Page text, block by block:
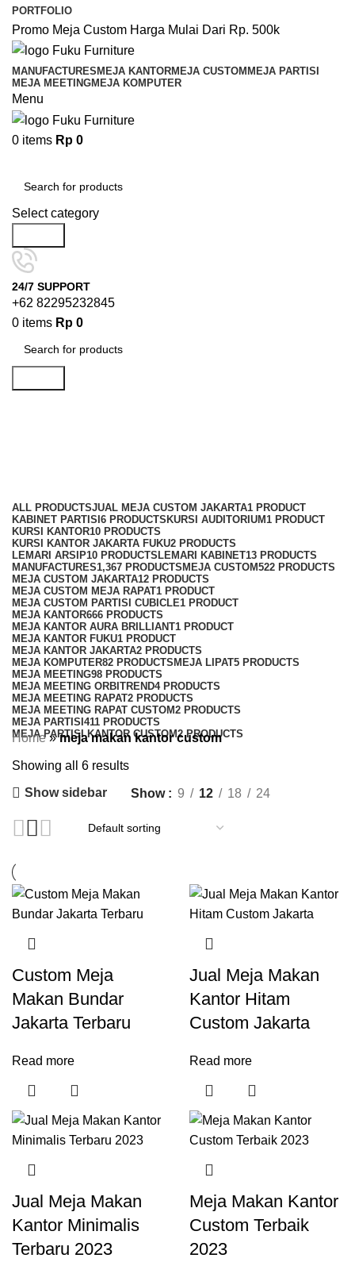
PORTFOLIO
Promo Meja Custom Harga Mulai Dari Rp. 500k
MANUFACTURES MEJA KANTORMEJA CUSTOM MEJA PARTISI
MEJA MEETINGMEJA KOMPUTER
Menu
0 items Rp 0
Select category
24/7 SUPPORT
+62 82295232845
0 items Rp 0
ALL PRODUCTSJUAL MEJA CUSTOM JAKARTA1 PRODUCT
KABINET PARTISI6 PRODUCTSKURSI AUDITORIUM1 PRODUCT
KURSI KANTOR10 PRODUCTS
KURSI KANTOR JAKARTA FUKU2 PRODUCTS
LEMARI ARSIP10 PRODUCTSLEMARI KABINET13 PRODUCTS
MANUFACTURES1,367 PRODUCTSMEJA CUSTOM522 PRODUCTS
MEJA CUSTOM JAKARTA12 PRODUCTS
MEJA CUSTOM MEJA RAPAT1 PRODUCT
MEJA CUSTOM PARTISI CUBICLE1 PRODUCT
MEJA KANTOR666 PRODUCTS
MEJA KANTOR AURA BRILLIANT1 PRODUCT
MEJA KANTOR FUKU1 PRODUCT
MEJA KANTOR JAKARTA2 PRODUCTS
MEJA KOMPUTER82 PRODUCTSMEJA LIPAT5 PRODUCTS
MEJA MEETING98 PRODUCTS
MEJA MEETING ORBITREND4 PRODUCTS
MEJA MEETING RAPAT2 PRODUCTS
MEJA MEETING RAPAT CUSTOM2 PRODUCTS
MEJA PARTISI411 PRODUCTS
MEJA PARTISI KANTOR CUSTOM2 PRODUCTS
Home»meja makan kantor custom
Showing all 6 results
Show sidebar Show 9 12 18 24
Custom Meja
Makan Bundar
Jakarta Terbaru
Read more
Jual Meja Makan
Kantor Hitam
Custom Jakarta
Read more
Jual Meja Makan
Kantor Minimalis
Terbaru 2023
Meja Makan Kantor
Custom Terbaik
2023